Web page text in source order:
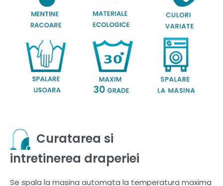
Curatarea si
intretinerea draperiei
Se spala la masina automata la temperatura maxima